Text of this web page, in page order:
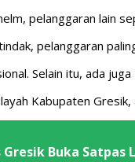
pelanggaran lain
pelanggaran
Selain itu, ada
Kabupaten
Buka Satpas